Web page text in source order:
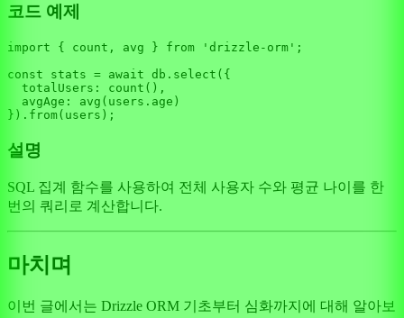
코드 예제
import { count, avg } from 'drizzle-orm' ;
const stats = await db. select ({
totalUsers : count (),
avgAge : avg (users. age )
}). from
설명
SQL 집계 함수를 사용하여 전체 사용자 수와 평균 나이를 한
번의 쿼리로 계산합니다.
마치며
이번 글에서는 Drizzle ORM 기초부터 심화까지에 대해 알아보